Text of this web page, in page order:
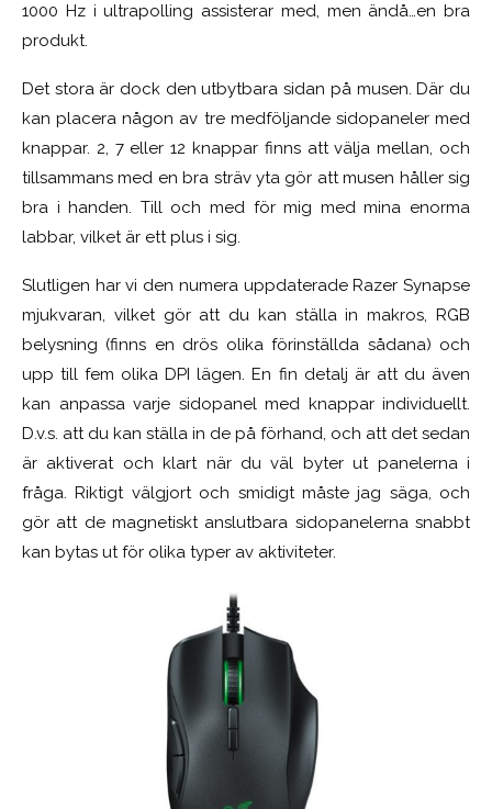
1000 Hz i ultrapolling assisterar med, men ändå…en bra
produkt.
Det stora är dock den utbytbara sidan på musen. Där du
kan placera någon av tre medföljande sidopaneler med
knappar. 2, 7 eller 12 knappar finns att välja mellan, och
tillsammans med en bra sträv yta gör att musen håller sig
bra i handen. Till och med för mig med mina enorma
labbar, vilket är ett plus i sig.
Slutligen har vi den numera uppdaterade Razer Synapse
mjukvaran, vilket gör att du kan ställa in makros, RGB
belysning (finns en drös olika förinställda sådana) och
upp till fem olika DPI lägen. En fin detalj är att du även
kan anpassa varje sidopanel med knappar individuellt.
D.v.s. att du kan ställa in de på förhand, och att det sedan
är aktiverat och klart när du väl byter ut panelerna i
fråga. Riktigt välgjort och smidigt måste jag säga, och
gör att de magnetiskt anslutbara sidopanelerna snabbt
kan bytas ut för olika typer av aktiviteter.